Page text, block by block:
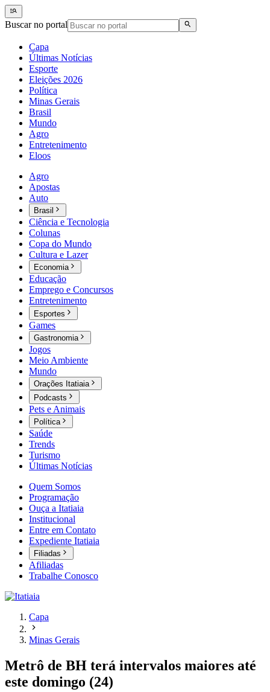
Buscar no portal
Capa
Últimas Notícias
Esporte
Eleições 2026
Política
Minas Gerais
Brasil
Mundo
Agro
Entretenimento
Eloos
Agro
Apostas
Auto
Brasil
Ciência e Tecnologia
Colunas
Copa do Mundo
Cultura e Lazer
Economia
Educação
Emprego e Concursos
Entretenimento
Esportes
Games
Gastronomia
Jogos
Meio Ambiente
Mundo
Orações Itatiaia
Podcasts
Pets e Animais
Política
Saúde
Trends
Turismo
Últimas Notícias
Quem Somos
Programação
Ouça a Itatiaia
Institucional
Entre em Contato
Expediente Itatiaia
Filiadas
Afiliadas
Trabalhe Conosco
Capa
Minas Gerais
Metrô de BH terá intervalos maiores até
este domingo (24)